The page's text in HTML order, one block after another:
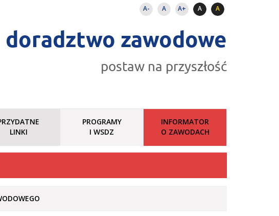
A- A A+ A A
doradztwo zawodowe
postaw na przyszłość
LINKI
PROGRAMY
I WSDZ
INFORMATOR
O ZAWODACH